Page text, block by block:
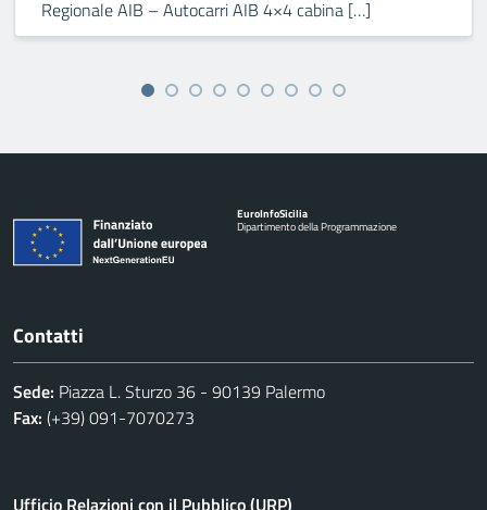
Regionale AIB – Autocarri AIB 4×4 cabina […]
EuroInfoSicilia
Dipartimento della Programmazione
Contatti
Sede: Piazza L. Sturzo 36 - 90139 Palermo
Fax: (+39) 091-7070273